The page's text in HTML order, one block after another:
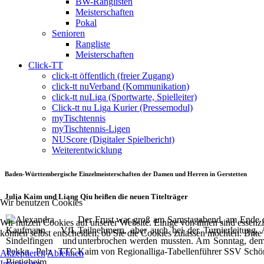
Meisterschaften
Pokal
Senioren
Rangliste
Meisterschaften
Click-TT
click-tt öffentlich (freier Zugang)
click-tt nuVerband (Kommunikation)
click-tt nuLiga (Sportwarte, Spielleiter)
Click-tt nu Liga Kurier (Pressemodul)
myTischtennis
myTischtennis-Ligen
NUScore (Digitaler Spielbericht)
Weiterentwicklung
Baden-Württembergische Einzelmeisterschaften der Damen und Herren in Gerstetten
Julia Kaim und Liang Qiu heißen die neuen Titelträger
Der Frust war groß am Samstagabend, am
Teilnehmern, aber auch bei der
unterbrochen werden mussten. Am Sonntag,
Kaim von Regionalliga-Tabellenführer SSV
Wir benutzen Cookies
Wir nutzen Cookies auf unserer Website. Einige von ihnen sind
können selbst entscheiden, ob Sie die Cookies zulassen möchten.
AkzeptierenAblehnen